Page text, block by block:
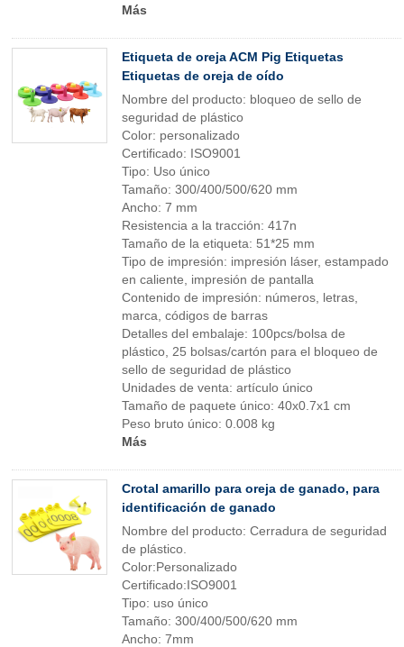
Más
Etiqueta de oreja ACM Pig Etiquetas
Etiquetas de oreja de oído
Nombre del producto: bloqueo de sello de
seguridad de plástico
Color: personalizado
Certificado: ISO9001
Tipo: Uso único
Tamaño: 300/400/500/620 mm
Ancho: 7 mm
Resistencia a la tracción: 417n
Tamaño de la etiqueta: 51*25 mm
Tipo de impresión: impresión láser, estampado
en caliente, impresión de pantalla
Contenido de impresión: números, letras,
marca, códigos de barras
Detalles del embalaje: 100pcs/bolsa de
plástico, 25 bolsas/cartón para el bloqueo de
sello de seguridad de plástico
Unidades de venta: artículo único
Tamaño de paquete único: 40x0.7x1 cm
Peso bruto único: 0.008 kg
Más
Crotal amarillo para oreja de ganado, para
identificación de ganado
Nombre del producto: Cerradura de seguridad
de plástico.
Color:Personalizado
Certificado:ISO9001
Tipo: uso único
Tamaño: 300/400/500/620 mm
Ancho: 7mm